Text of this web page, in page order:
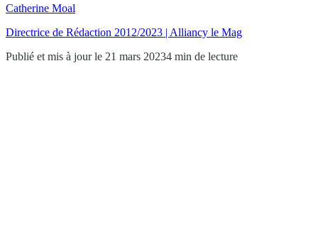
Catherine Moal
Directrice de Rédaction 2012/2023 | Alliancy le Mag
Publié et mis à jour le 21 mars 20234 min de lecture